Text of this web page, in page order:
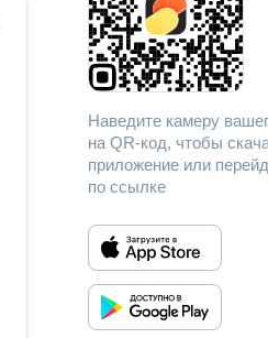
Наведите камеру
на QR-код, чтобы
приложение или
по ссылке